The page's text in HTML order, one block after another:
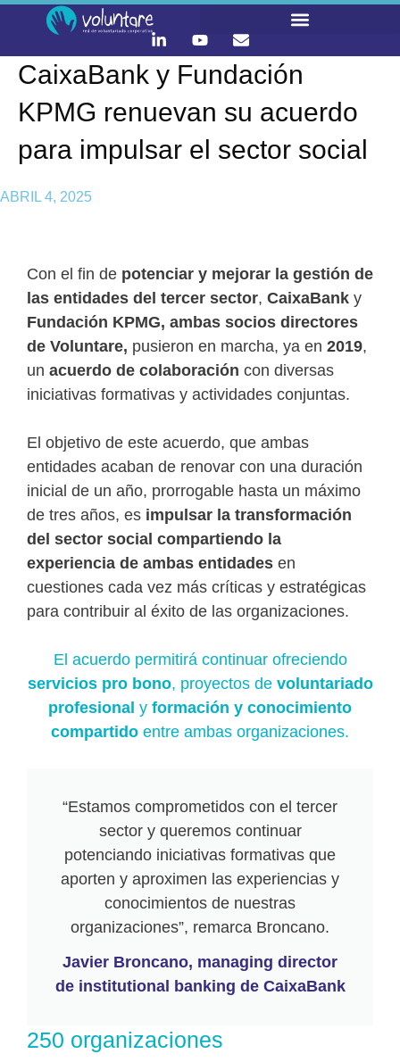
CaixaBank y Fundación
KPMG renuevan su acuerdo
para impulsar el sector social
ABRIL 4, 2025
Con el fin de potenciar y mejorar la gestión de
las entidades del tercer sector, CaixaBank y
Fundación KPMG, ambas socios directores
de Voluntare, pusieron en marcha, ya en 2019,
un acuerdo de colaboración con diversas
iniciativas formativas y actividades conjuntas.
El objetivo de este acuerdo, que ambas
entidades acaban de renovar con una duración
inicial de un año, prorrogable hasta un máximo
de tres años, es impulsar la transformación
del sector social compartiendo la
experiencia de ambas entidades en
cuestiones cada vez más críticas y estratégicas
para contribuir al éxito de las organizaciones.
El acuerdo permitirá continuar ofreciendo
servicios pro bono, proyectos de voluntariado
profesional y formación y conocimiento
compartido entre ambas organizaciones.
“Estamos comprometidos con el tercer
sector y queremos continuar
potenciando iniciativas formativas que
aporten y aproximen las experiencias y
conocimientos de nuestras
organizaciones”, remarca Broncano.
Javier Broncano, managing director
de institutional banking de CaixaBank
250 organizaciones